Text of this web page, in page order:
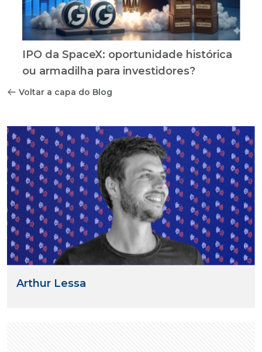
IPO da SpaceX: oportunidade histórica
ou armadilha para investidores?
Voltar a capa do Blog
Arthur Lessa